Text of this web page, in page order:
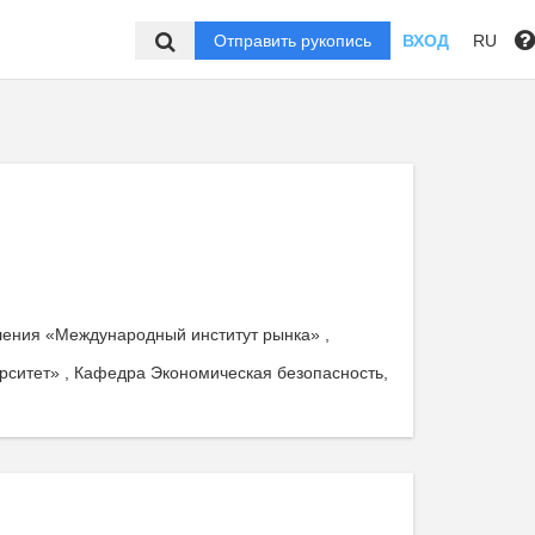
Отправить рукопись ВХОД RU
«Международный институт рынка» ,
, Кафедра Экономическая безопасность,